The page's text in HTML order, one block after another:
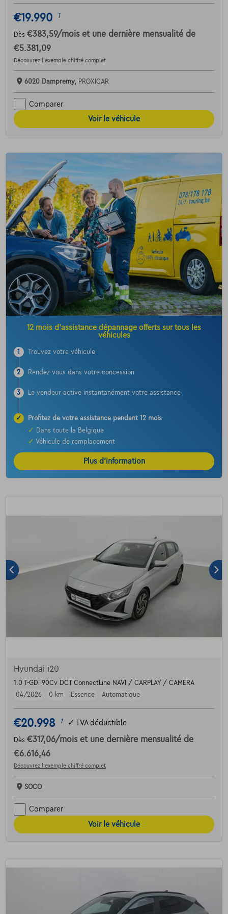
€19.990 1
Dès €383,59/mois et une dernière mensualité de
€5.381,09
Découvrez l’exemple chiffré complet
6020 Dampremy, PROXICAR
Comparer
Voir le véhicule
12 mois d’assistance dépannage offerts sur tous les
véhicules
1 Trouvez votre véhicule
2 Rendez-vous dans votre concession
3 Le vendeur active instantanément votre assistance
✓
Profitez de votre assistance pendant 12 mois
✓
Dans toute la Belgique
✓ Véhicule de remplacement
Plus d’information
Hyundai i20
1.0 T-GDi 90Cv DCT ConnectLine NAVI / CARPLAY / CAMERA
04/2026
0 km Essence Automatique
€20.998 1 ✓ TVA déductible
Dès €317,06/mois et une dernière mensualité de
€6.616,46
Découvrez l’exemple chiffré complet
SOCO
Comparer
Voir le véhicule